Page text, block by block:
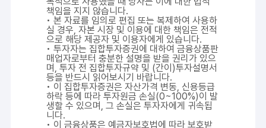
책임을 지지 않습니다.
• 본 자료를 임의로 편집 또는 복제하여 사용하
실 경우, 자본 시장 및 이용에 대한 책임은 전적
으로 해당 제공자 및 이용자에게 있습니다.
• 투자자는 집합투자증권에 대하여 금융상품판
매업자로부터 충분한 설명을 받을 권리가 있으
며, 투자 전 집합투자규약 및 (간이)투자설명서
등을 반드시 읽어보시기 바랍니다.
• 이 집합투자증권은 자산가격 변동, 신용등급
하락 등에 따라 투자원금 손실(0~100%)이 발
생할 수 있으며, 그 손실은 투자자에게 귀속됩
니다.
• 이 금융상품은 예금자보호법에 따라 보호받